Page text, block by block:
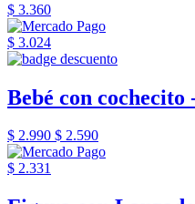
$ 3.360
$ 3.024
Bebé con cochecito
$ 2.990 $ 2.590
$ 2.331